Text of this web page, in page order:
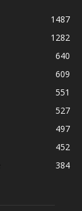
1487
1282
640
609
551
527
497
452
384